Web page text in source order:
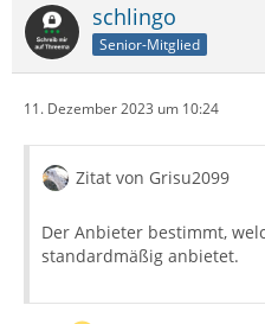
schlingo
Senior-Mitglied
11. Dezember 2023 um 10:24
Zitat von Grisu2099
Der Anbieter bestimmt,
standardmäßig anbietet.